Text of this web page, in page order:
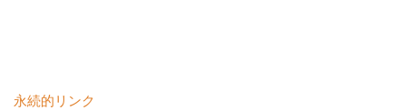
永続的リンク